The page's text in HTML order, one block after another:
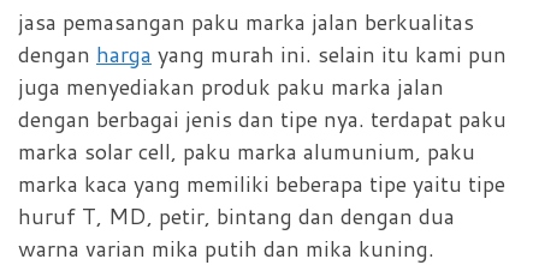
jasa pemasangan paku marka jalan berkualitas
dengan harga yang murah ini. selain itu kami pun
juga menyediakan produk paku marka jalan
dengan berbagai jenis dan tipe nya. terdapat paku
marka solar cell, paku marka alumunium, paku
marka kaca yang memiliki beberapa tipe yaitu tipe
huruf T, MD, petir, bintang dan dengan dua
warna varian mika putih dan mika kuning.